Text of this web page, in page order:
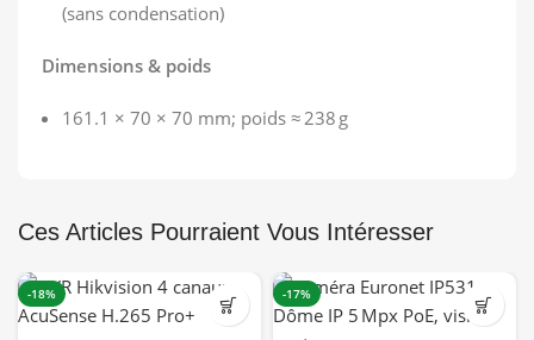
(sans condensation)
Dimensions & poids
161.1 × 70 × 70 mm; poids ≈ 238 g
Ces Articles Pourraient Vous Intéresser
-18% -17%